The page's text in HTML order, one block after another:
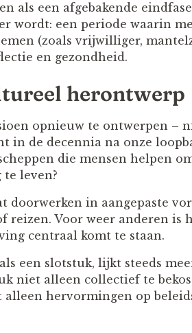
als een afgebakende
wordt: een periode waarin
(zoals vrijwilliger,
en gezondheid.
herontwerp
opnieuw te ontwerpen –
in de decennia na onze
die mensen helpen
leven?
doorwerken in aangepaste
reizen. Voor weer anderen is
centraal komt te staan.
een slotstuk, lijkt steeds
niet alleen collectief te
hervormingen op